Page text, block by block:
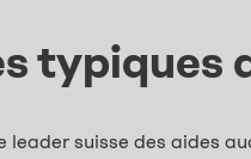
typiques
leader suisse des aides